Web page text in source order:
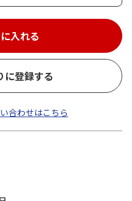
入れる
に登録する
合わせはこちら